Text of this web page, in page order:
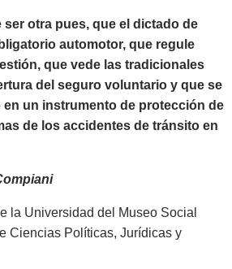
ser otra pues, que el dictado de
automotor, que regule
que vede las tradicionales
del seguro voluntario y que se
un instrumento de protección de
de los accidentes de tránsito en
la Universidad del Museo Social
Ciencias Políticas, Jurídicas y